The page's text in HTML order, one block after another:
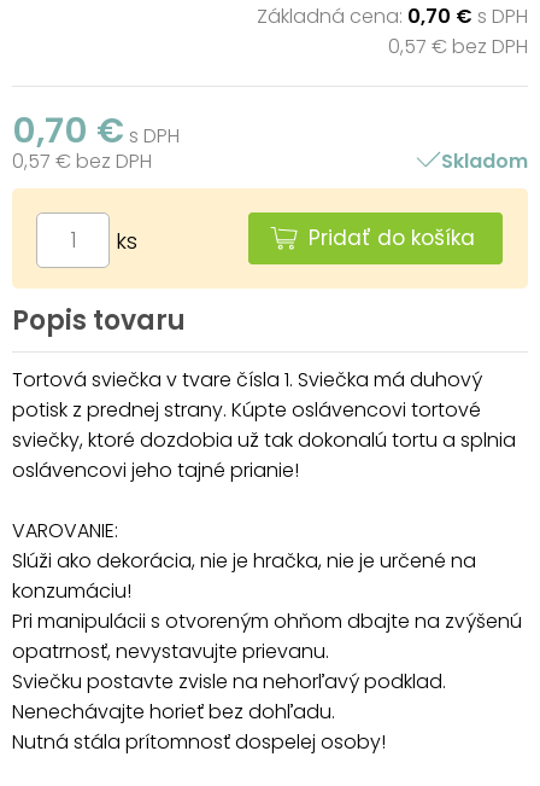
Základná cena: 0,70 € s DPH
0,57 € bez DPH
0,70 € s DPH
0,57 € bez DPH
Skladom
ks Pridať do košíka
Popis tovaru
Tortová sviečka v tvare čísla 1. Sviečka má duhový
potisk z prednej strany. Kúpte oslávencovi tortové
sviečky, ktoré dozdobia už tak dokonalú tortu a splnia
oslávencovi jeho tajné prianie!
VAROVANIE:
Slúži ako dekorácia, nie je hračka, nie je určené na
konzumáciu!
Pri manipulácii s otvoreným ohňom dbajte na zvýšenú
opatrnosť, nevystavujte prievanu.
Sviečku postavte zvisle na nehorľavý podklad.
Nenechávajte horieť bez dohľadu.
Nutná stála prítomnosť dospelej osoby!